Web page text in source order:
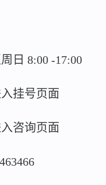
日 8:00 -17:00
挂号页面
咨询页面